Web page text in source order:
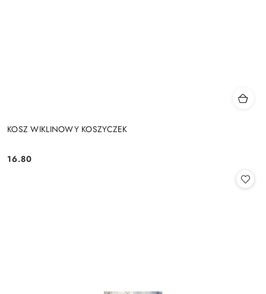
KOSZ WIKLINOWY KOSZYCZEK
Cena:
16.80